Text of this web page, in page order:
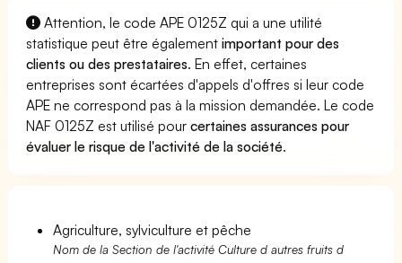
Attention, le code APE 0125Z qui a une utilité
statistique peut être égalementimportant pour des
clients ou des prestataires. En effet, certaines
entreprises sont écartées d'appels d'offres si leur code
APE ne correspond pas à la mission demandée. Le code
NAF 0125Z est utilisé pourcertaines assurances pour
évaluer le risque de l'activité de la société.
Agriculture, sylviculture et pêche
Nom de la Section de l'activité Culture d autres fruits d